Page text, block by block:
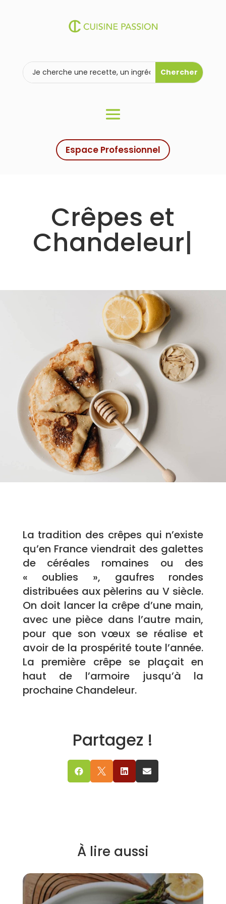
Espace Professionnel
Crêpes et
Chandeleur|
La tradition des crêpes qui n’existe
qu’en France viendrait des galettes
de céréales romaines ou des
« oublies », gaufres rondes
distribuées aux pèlerins au V siècle.
On doit lancer la crêpe d’une main,
avec une pièce dans l’autre main,
pour que son vœux se réalise et
avoir de la prospérité toute l’année.
La première crêpe se plaçait en
haut de l’armoire jusqu’à la
prochaine Chandeleur.
Partagez !
   
À lire aussi